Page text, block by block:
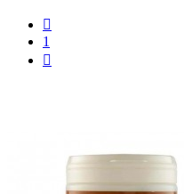

1
